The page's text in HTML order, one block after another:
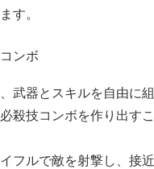
す。
ンボ
武器とスキルを自由に
殺技コンボを作り出す
フルで敵を射撃し、接